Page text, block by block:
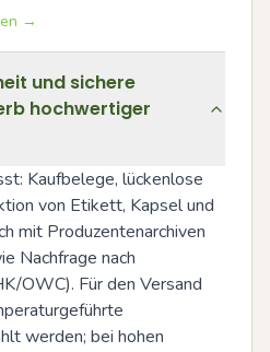
→
und sichere
hochwertiger
Kaufbelege, lückenlose
von Etikett, Kapsel und
mit Produzentenarchiven
Nachfrage nach
OWC). Für den Versand
werden; bei hohen